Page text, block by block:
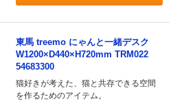
東馬 treemo にゃんと一緒デスク
W1200×D440×H720mm TRM022
54683300
猫好きが考えた、猫と共存できる空間
を作るためのアイテム。